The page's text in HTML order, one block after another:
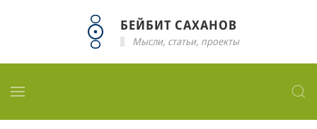
БЕЙБИТ САХАНОВ
Мысли, статьи, проекты